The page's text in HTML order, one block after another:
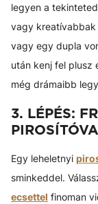
legyen a
vagy kreatívabbak
vagy egy dupla
után kenj fel plusz
még drámaibb
3. LÉPÉS:
Egy leheletnyi
sminkeddel.
ecsettel finoman